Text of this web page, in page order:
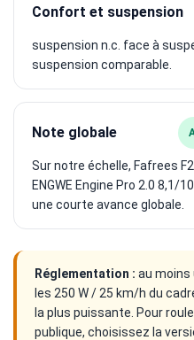
Confort et suspension
suspension n.c. face à
suspension comparable.
Note globale
Sur notre échelle, Fafrees
ENGWE Engine Pro 2.0 8,1/
une courte avance globale.
Réglementation : au moins
les 250 W / 25 km/h du
la plus puissante. Pour
publique, choisissez la